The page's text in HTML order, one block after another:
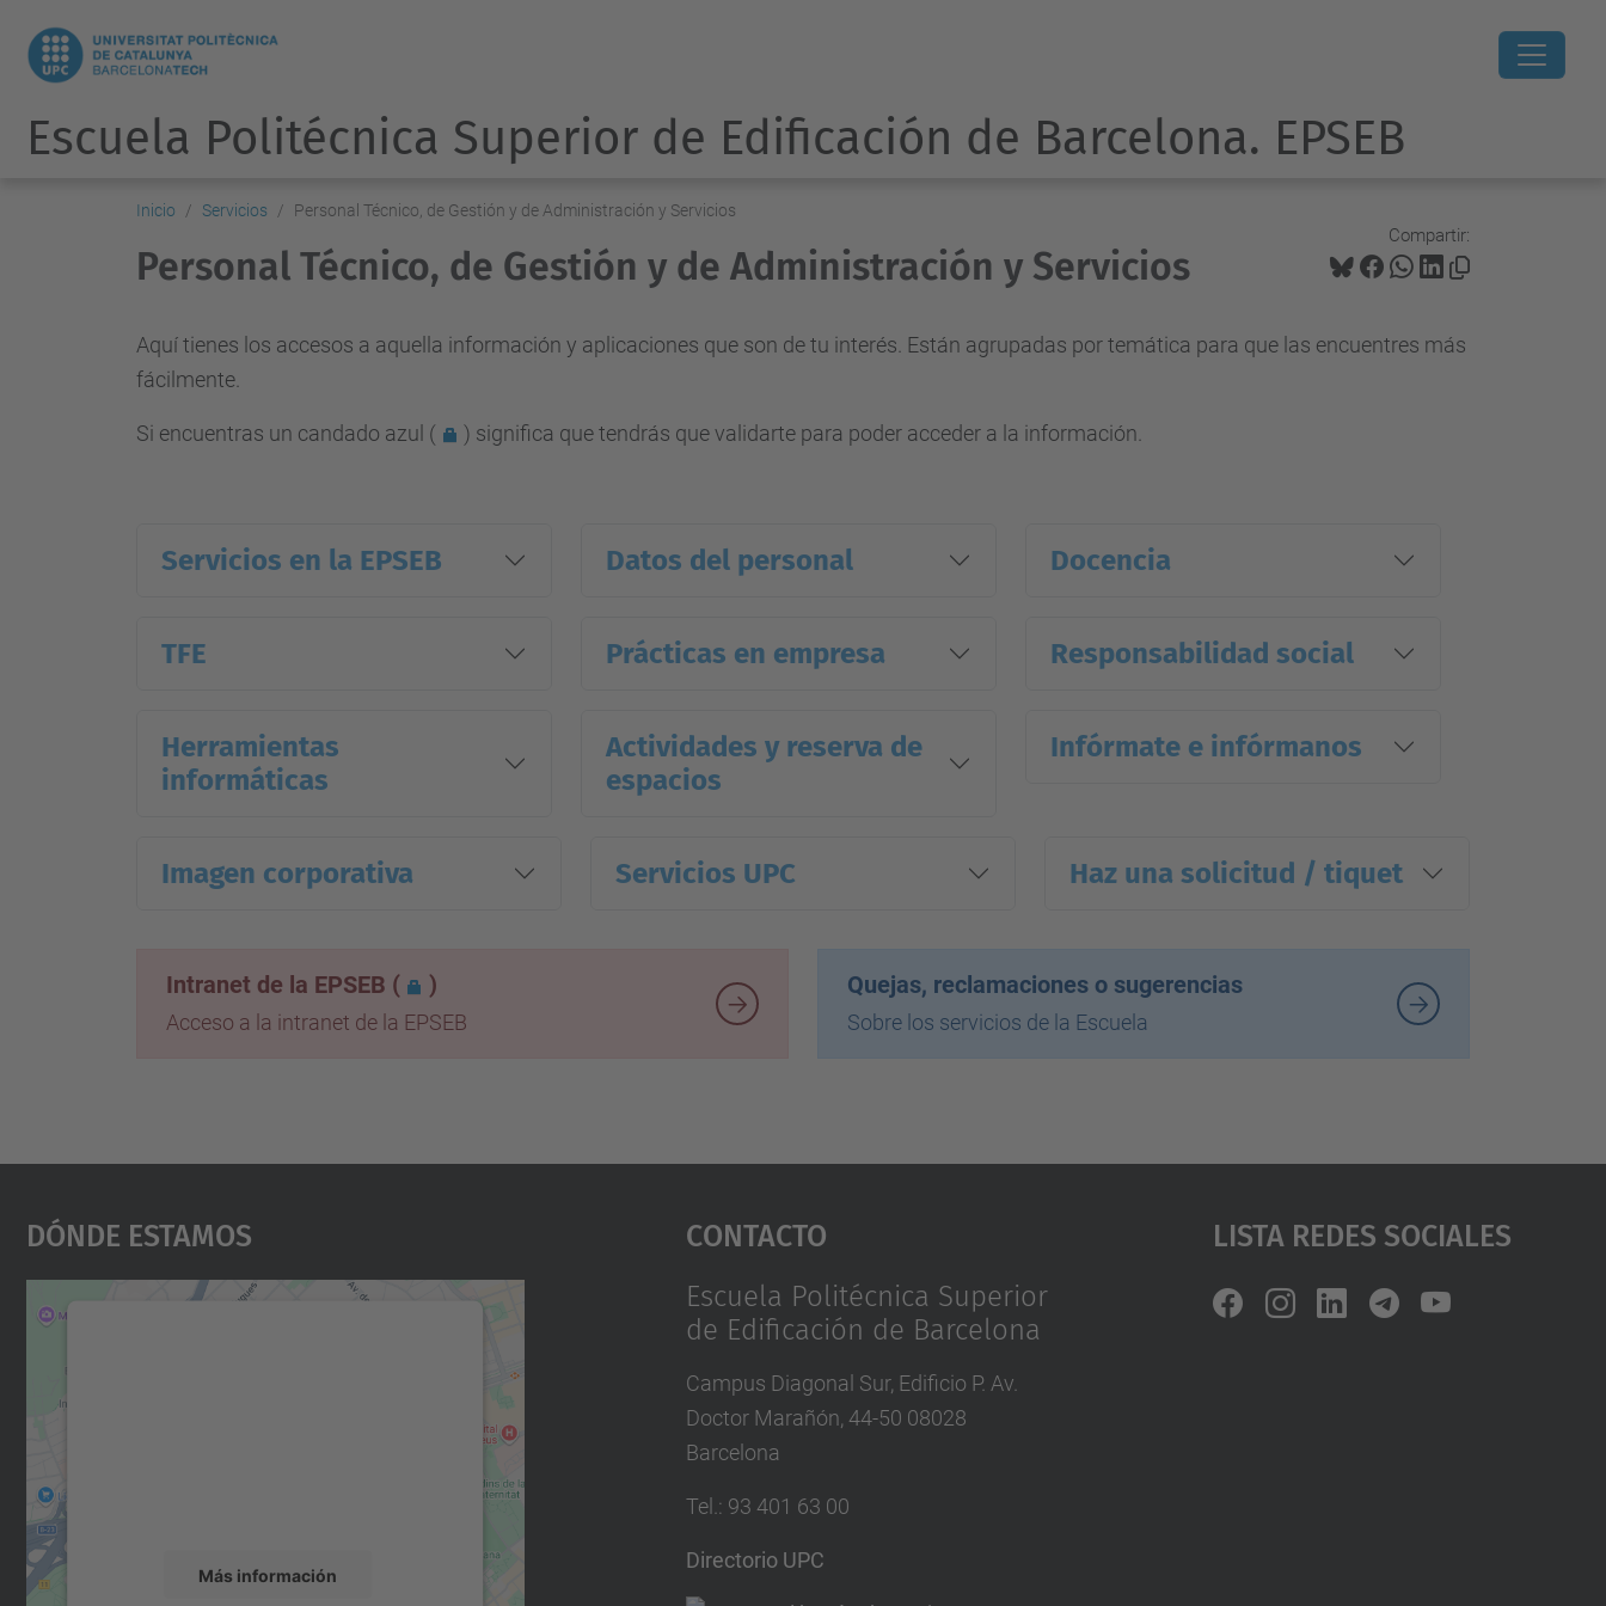
Escuela Politécnica Superior de Edificación de Barcelona. EPSEB
Inicio Servicios Personal Técnico, de Gestión y de Administración y Servicios
Compartir:
Personal Técnico, de Gestión y de Administración y Servicios
Aquí tienes los accesos a aquella información y aplicaciones que son de tu interés. Están agrupadas por temática para que las encuentres más
fácilmente.
Si encuentras un candado azul ( ) significa que tendrás que validarte para poder acceder a la información.
Servicios en la EPSEB Datos del personal Docencia
TFE Prácticas en empresa Responsabilidad social
Herramientas
informáticas
Actividades y reserva de
espacios
Infórmate e infórmanos
Imagen corporativa Servicios UPC Haz una solicitud / tiquet
Intranet de la EPSEB ( )
Acceso a la intranet de la EPSEB
Quejas, reclamaciones o sugerencias
Sobre los servicios de la Escuela
Dónde Estamos
Más información
Contacto
Escuela Politécnica Superior
de Edificación de Barcelona
Campus Diagonal Sur, Edificio P. Av.
Doctor Marañón, 44-50 08028
Barcelona
Tel. : 93 401 63 00
Directorio UPC
Lista Redes Sociales